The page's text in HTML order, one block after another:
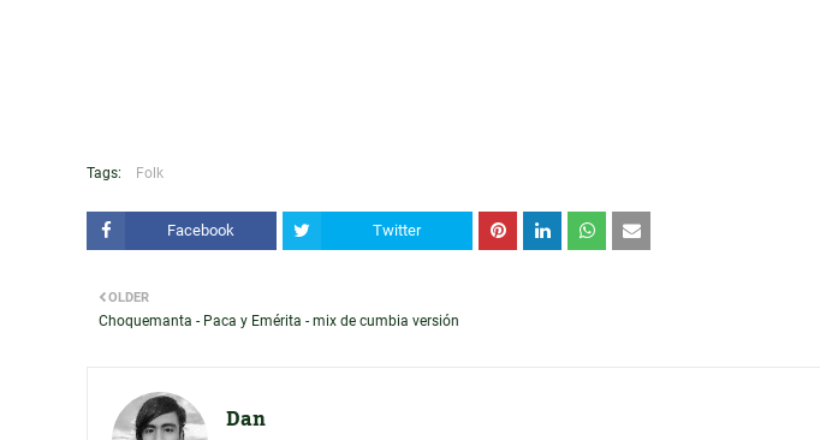
Tags: Folk
Facebook Twitter
OLDER
Choquemanta - Paca y Emérita - mix de cumbia versión
Dan